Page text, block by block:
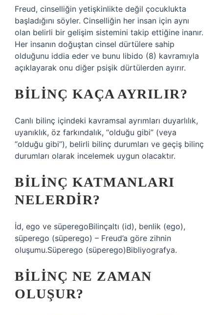
Freud, cinselliğin yetişkinlikte değil çocuklukta
başladığını söyler. Cinselliğin her insan için aynı
olan belirli bir gelişim sistemini takip ettiğine inanır.
Her insanın doğuştan cinsel dürtülere sahip
olduğunu iddia eder ve bunu libido (8) kavramıyla
açıklayarak onu diğer psişik dürtülerden ayırır.
BILINÇ KAÇA AYRILIR?
Canlı bilinç içindeki kavramsal ayrımları duyarlılık,
uyanıklık, öz farkındalık, “olduğu gibi” (veya
“olduğu gibi”), belirli bilinç durumları ve geçiş bilinç
durumları olarak incelemek uygun olacaktır.
BILINÇ KATMANLARI
NELERDIR?
İd, ego ve süperegoBilinçaltı (id), benlik (ego),
süperego (süperego) – Freud’a göre zihnin
oluşumu.Süperego (süperego)Bibliyografya.
BILINÇ NE ZAMAN
OLUŞUR?